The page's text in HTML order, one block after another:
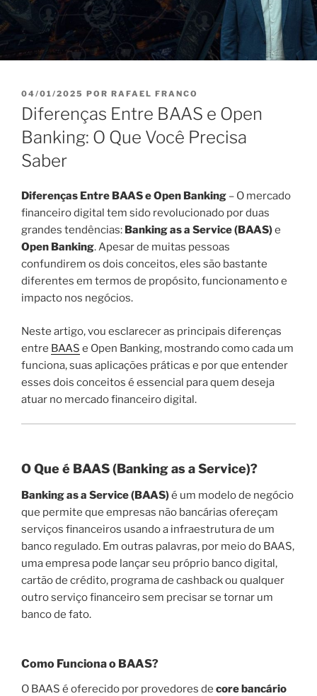
PUBLICADO
EM
04/01/2025 POR RAFAEL FRANCO
Diferenças Entre BAAS e Open
Banking: O Que Você Precisa
Saber
Diferenças Entre BAAS e Open Banking – O mercado
financeiro digital tem sido revolucionado por duas
grandes tendências: Banking as a Service (BAAS)e
Open Banking. Apesar de muitas pessoas
confundirem os dois conceitos, eles são bastante
diferentes em termos de propósito, funcionamento e
impacto nos negócios.
Neste artigo, vou esclarecer as principais diferenças
entre BAAS e Open Banking, mostrando como cada um
funciona, suas aplicações práticas e por que entender
esses dois conceitos é essencial para quem deseja
atuar no mercado financeiro digital.
O Que é BAAS (Banking as a Service)?
Banking as a Service (BAAS)é um modelo de negócio
que permite que empresas não bancárias ofereçam
serviços financeiros usando a infraestrutura de um
banco regulado. Em outras palavras, por meio do BAAS,
uma empresa pode lançar seu próprio banco digital,
cartão de crédito, programa de cashback ou qualquer
outro serviço financeiro sem precisar se tornar um
banco de fato.
Como Funciona o BAAS?
O BAAS é oferecido por provedores de core bancário